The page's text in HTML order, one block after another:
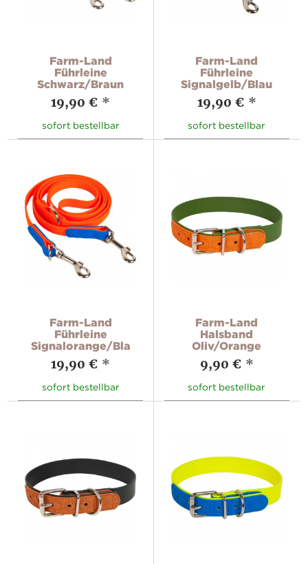
Farm-Land
Führleine
Schwarz/Braun
19,90 € *
sofort bestellbar
Farm-Land
Führleine
Signalgelb/Blau
19,90 € *
sofort bestellbar
Farm-Land
Führleine
Signalorange/Blau
19,90 € *
sofort bestellbar
Farm-Land
Halsband
Oliv/Orange
9,90 € *
sofort bestellbar